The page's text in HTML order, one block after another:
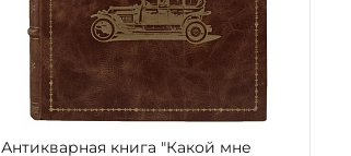
Антикварная книга "Какой мне